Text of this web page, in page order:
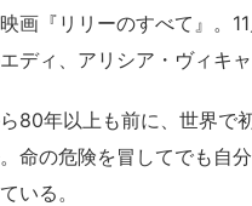
画『リリーのすべて』。
ディ、アリシア・ヴィキ
80年以上も前に、世界で
命の危険を冒してでも自
いる。